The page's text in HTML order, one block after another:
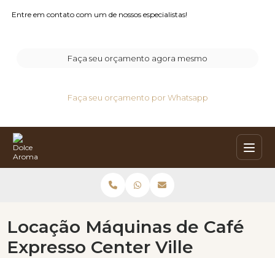
Entre em contato com um de nossos especialistas!
Faça seu orçamento agora mesmo
Faça seu orçamento por Whatsapp
Locação Máquinas de Café
Expresso Center Ville